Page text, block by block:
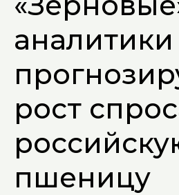
аналитики
рост
пшеницу